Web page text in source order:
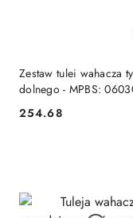
Zestaw tulei wahacza
dolnego - MPBS:
Cena:
254.68